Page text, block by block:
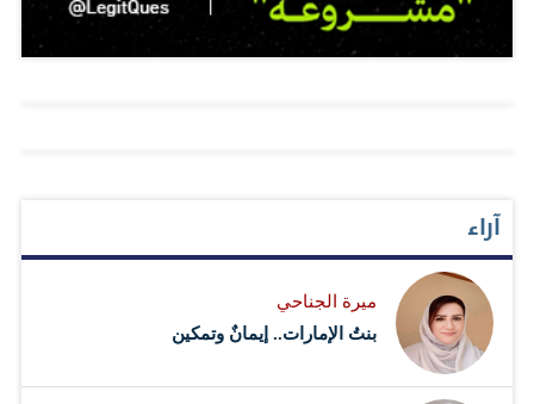
" لن نستطيع ضمان تعافي قطاع النشر إلا إذا تعاون جميع
العاملين في صناعة النشر ووحدوا جهودهم حيث شهدنا أداءً
العالم " . ووجهت الشيخة بدور القاسمي دعوة لكافة
المؤسسات المعنية ببناء مستقبل النشر العالمي للإنضمام
للميثاق .. وقالت من المرجح أن يتنامى اعتماد مستقبل
صناعة النشر بعد الجائحة على توحيد الجهود وتحقيق التضامن
بين الأطراف المعنية إذ…
آراء
ميرة الجناحي
بنتُ الإمارات.. إيمانٌ وتمكين